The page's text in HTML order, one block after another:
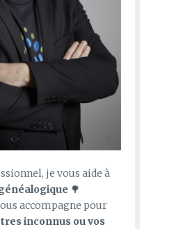
je vous aide à
🌳
accompagne pour
inconnus ou vos